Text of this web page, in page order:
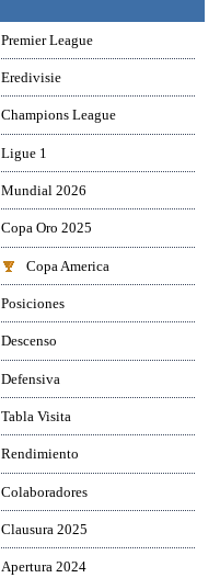
Premier League
Eredivisie
Champions League
Ligue 1
Mundial 2026
Copa Oro 2025
Copa America
Posiciones
Descenso
Defensiva
Tabla Visita
Rendimiento
Colaboradores
Clausura 2025
Apertura 2024